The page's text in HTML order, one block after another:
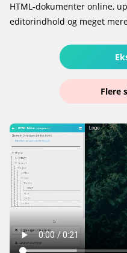
HTML-dokumenter online,
editorindhold og meget
Flere